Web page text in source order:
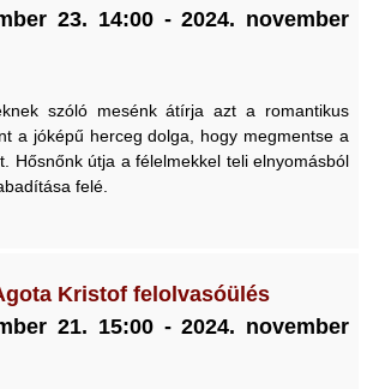
23. 14:00 - 2024. november
szóló mesénk átírja azt a romantikus
a jóképű herceg dolga, hogy megmentse a
Hősnőnk útja a félelmekkel teli elnyomásból
felé.
Kristof felolvasóülés
21. 15:00 - 2024. november